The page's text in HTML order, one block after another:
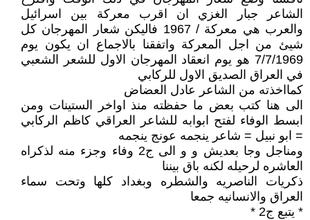
الشاعر جبار الغزي ان اقرب معركة بين اسرائيل
والعرب هي معركة / 1967 فاليكن شعار المهرجان كل
شيئ من اجل المعركة واتفقنا بالاجماع ان يكون يوم
7/7/1969 هو يوم انعقاد المهرجان الاول للشعر الشعبي
في العراق الصديق الاول للركابي
كمااخذته من الشاعر عادل العضاض
الى هنا كتب بعض ما حفظته منذ اواخر الستينات ومن
ابسط الوفاء لفتح ابوابه للشاعر العراقي كاظم الركابي
= ابو نبيل = شاعر ينجمه عونج ينجمه
ومناجل وجا بعديش و و الى ج2 وفاء وجزء منه لذكراه
العاشره لرحيله لكنه باق بيننا
ذكريات الناصريه والشطره وبغداد كلها وتحت سماء
العراق والانسانيه جمعا
* يتبع ج2 *